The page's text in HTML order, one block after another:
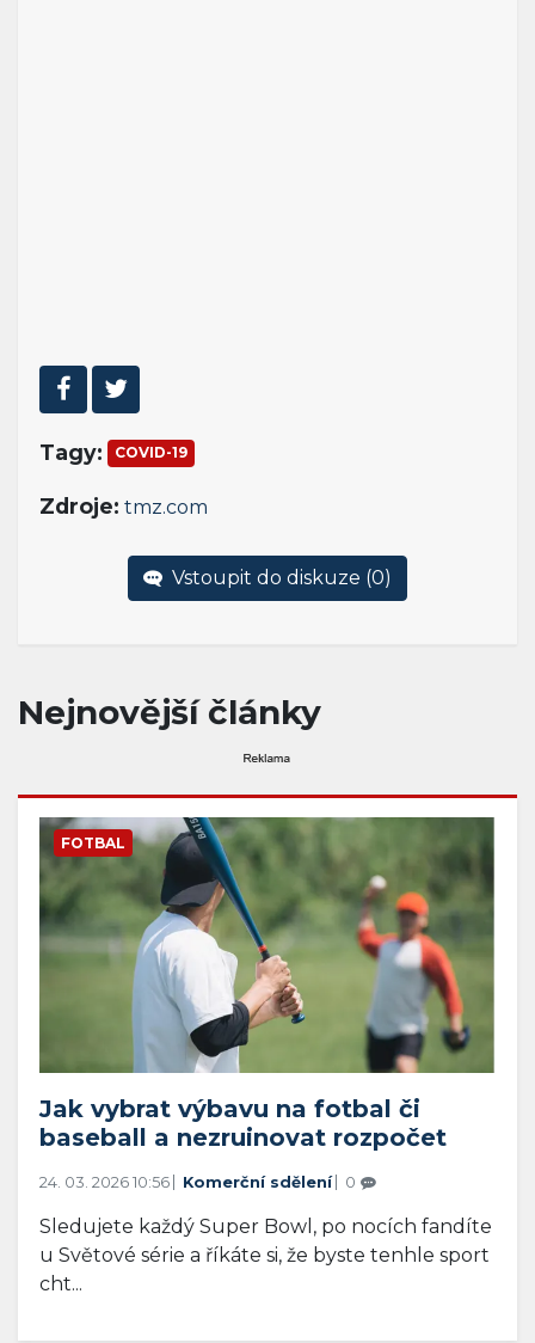
Tagy: COVID-19
Zdroje: tmz.com
Vstoupit do diskuze (0)
Nejnovější články
FOTBAL
Jak vybrat výbavu na fotbal či
baseball a nezruinovat rozpočet
24. 03. 2026 10:56 Komerční sdělení 0
Sledujete každý Super Bowl, po nocích fandíte
u Světové série a říkáte si, že byste tenhle sport
cht...